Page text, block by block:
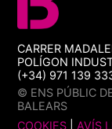
CARRER
POLÍGON
(+34) 971 139
© ENS PÚBLIC
BALEARS
COOKIES
AVÍS